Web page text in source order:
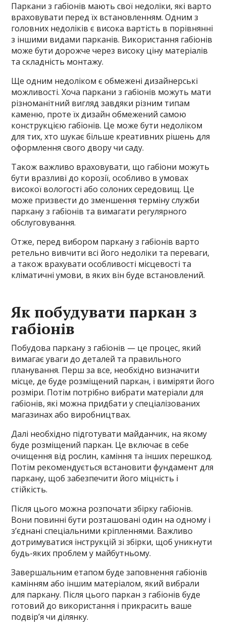
Паркани з габіонів мають свої недоліки, які варто
враховувати перед їх встановленням. Одним з
головних недоліків є висока вартість в порівнянні
з іншими видами парканів. Використання габіонів
може бути дорожче через високу ціну матеріалів
та складність монтажу.
Ще одним недоліком є обмежені дизайнерські
можливості. Хоча паркани з габіонів можуть мати
різноманітний вигляд завдяки різним типам
каменю, проте їх дизайн обмежений самою
конструкцією габіонів. Це може бути недоліком
для тих, хто шукає більше креативних рішень для
оформлення свого двору чи саду.
Також важливо враховувати, що габіони можуть
бути вразливі до корозії, особливо в умовах
високої вологості або солоних середовищ. Це
може призвести до зменшення терміну служби
паркану з габіонів та вимагати регулярного
обслуговування.
Отже, перед вибором паркану з габіонів варто
ретельно вивчити всі його недоліки та переваги,
а також врахувати особливості місцевості та
кліматичні умови, в яких він буде встановлений.
Як побудувати паркан з
габіонів
Побудова паркану з габіонів — це процес, який
вимагає уваги до деталей та правильного
планування. Перш за все, необхідно визначити
місце, де буде розміщений паркан, і виміряти його
розміри. Потім потрібно вибрати матеріали для
габіонів, які можна придбати у спеціалізованих
магазинах або виробництвах.
Далі необхідно підготувати майданчик, на якому
буде розміщений паркан. Це включає в себе
очищення від рослин, каміння та інших перешкод.
Потім рекомендується встановити фундамент для
паркану, щоб забезпечити його міцність і
стійкість.
Після цього можна розпочати збірку габіонів.
Вони повинні бути розташовані один на одному і
з’єднані спеціальними кріпленнями. Важливо
дотримуватися інструкцій зі збірки, щоб уникнути
будь-яких проблем у майбутньому.
Завершальним етапом буде заповнення габіонів
камінням або іншим матеріалом, який вибрали
для паркану. Після цього паркан з габіонів буде
готовий до використання і прикрасить ваше
подвір’я чи ділянку.